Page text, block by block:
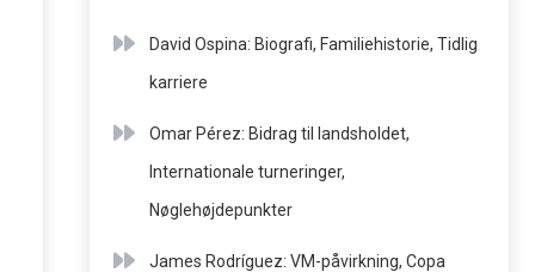
David Ospina: Biografi, Familiehistorie, Tidlig
karriere
Omar Pérez: Bidrag til landsholdet,
Internationale turneringer,
Nøglehøjdepunkter
James Rodríguez: VM-påvirkning, Copa